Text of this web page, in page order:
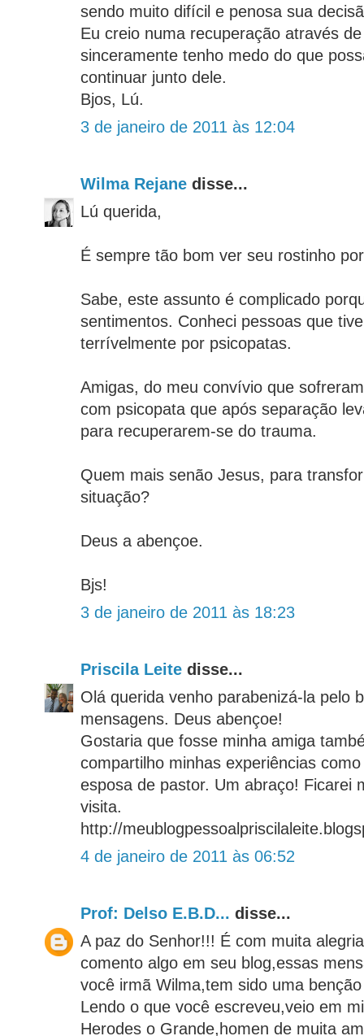
sendo muito difícil e penosa sua
Eu creio numa recuperação através
sinceramente tenho medo do que
continuar junto dele.
Bjos, Lú.
3 de janeiro de 2011 às 12:04
Wilma Rejane disse...
Lú querida,
É sempre tão bom ver seu rostinho
Sabe, este assunto é complicado
sentimentos. Conheci pessoas que
terrívelmente por psicopatas.
Amigas, do meu convívio que
com psicopata que após separação
para recuperarem-se do trauma.
Quem mais senão Jesus, para
situação?
Deus a abençoe.
Bjs!
3 de janeiro de 2011 às 18:23
Priscila Leite disse...
Olá querida venho parabenizá-la pelo
mensagens. Deus abençoe!
Gostaria que fosse minha amiga
compartilho minhas experiências
esposa de pastor. Um abraço! Ficarei
visita.
http://
4 de janeiro de 2011 às 06:52
Prof: Delso E.B.D... disse...
A paz do Senhor!!! É com muita
comento algo em seu blog,essas
você irmã Wilma,tem sido uma
Lendo o que você escreveu,veio em
Herodes o Grande,homen de muita